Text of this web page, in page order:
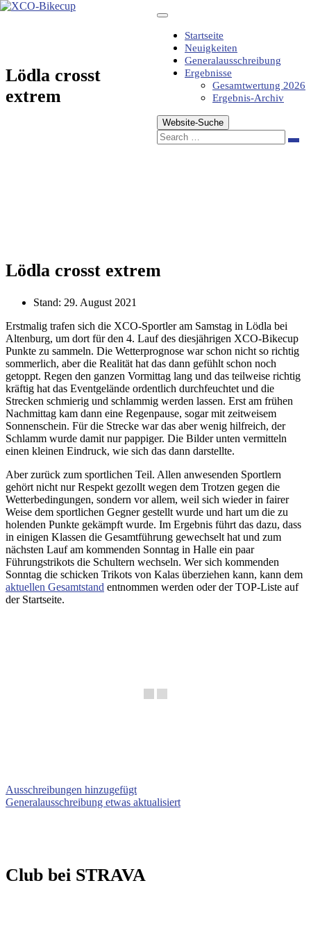
Zum
Startseite
Neuigkeiten
Generalausschreibung
Ergebnisse
Gesamtwertung 2026
Ergebnis-Archiv
Website-Suche
Lödla crosst
extrem
Lödla crosst extrem
Stand: 29. August 2021
Erstmalig trafen sich die XCO-Sportler am Samstag in Lödla bei
Altenburg, um dort für den 4. Lauf des diesjährigen XCO-Bikecup
Punkte zu sammeln. Die Wetterprognose war schon nicht so richtig
sommerlich, aber die Realität hat das dann gefühlt schon noch
getoppt. Regen den ganzen Vormittag lang und das teilweise richtig
kräftig hat das Eventgelände ordentlich durchfeuchtet und die
Strecken schmierig und schlammig werden lassen. Erst am frühen
Nachmittag kam dann eine Regenpause, sogar mit zeitweisem
Sonnenschein. Für die Strecke war das aber wenig hilfreich, der
Schlamm wurde damit nur pappiger. Die Bilder unten vermitteln
einen kleinen Eindruck, wie sich das dann darstellte.
Aber zurück zum sportlichen Teil. Allen anwesenden Sportlern
gehört nicht nur Respekt gezollt wegen dem Trotzen gegen die
Wetterbedingungen, sondern vor allem, weil sich wieder in fairer
Weise dem sportlichen Gegner gestellt wurde und hart um die zu
holenden Punkte gekämpft wurde. Im Ergebnis führt das dazu, dass
in einigen Klassen die Gesamtführung gewechselt hat und zum
nächsten Lauf am kommenden Sonntag in Halle ein paar
Führungstrikots die Schultern wechseln. Wer sich kommenden
Sonntag die schicken Trikots von Kalas überziehen kann, kann dem
aktuellen Gesamtstand entnommen werden oder der TOP-Liste auf
der Startseite.
Ausschreibungen hinzugefügt
Generalausschreibung etwas aktualisiert
Club bei STRAVA